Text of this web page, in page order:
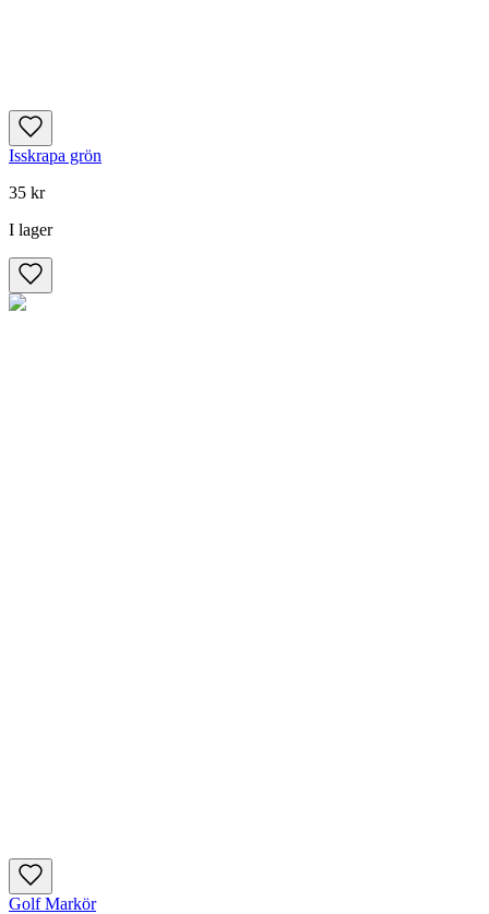
Isskrapa grön
35 kr
I lager
Golf Markör